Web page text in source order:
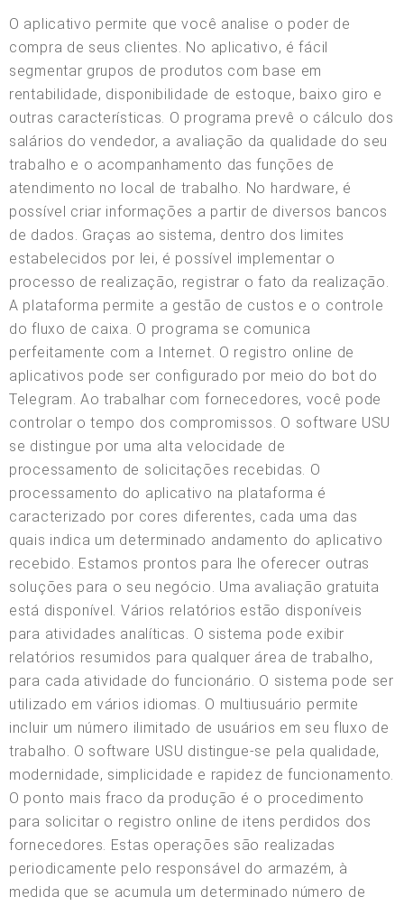
O aplicativo permite que você analise o poder de
compra de seus clientes. No aplicativo, é fácil
segmentar grupos de produtos com base em
rentabilidade, disponibilidade de estoque, baixo giro e
outras características. O programa prevê o cálculo dos
salários do vendedor, a avaliação da qualidade do seu
trabalho e o acompanhamento das funções de
atendimento no local de trabalho. No hardware, é
possível criar informações a partir de diversos bancos
de dados. Graças ao sistema, dentro dos limites
estabelecidos por lei, é possível implementar o
processo de realização, registrar o fato da realização.
A plataforma permite a gestão de custos e o controle
do fluxo de caixa. O programa se comunica
perfeitamente com a Internet. O registro online de
aplicativos pode ser configurado por meio do bot do
Telegram. Ao trabalhar com fornecedores, você pode
controlar o tempo dos compromissos. O software USU
se distingue por uma alta velocidade de
processamento de solicitações recebidas. O
processamento do aplicativo na plataforma é
caracterizado por cores diferentes, cada uma das
quais indica um determinado andamento do aplicativo
recebido. Estamos prontos para lhe oferecer outras
soluções para o seu negócio. Uma avaliação gratuita
está disponível. Vários relatórios estão disponíveis
para atividades analíticas. O sistema pode exibir
relatórios resumidos para qualquer área de trabalho,
para cada atividade do funcionário. O sistema pode ser
utilizado em vários idiomas. O multiusuário permite
incluir um número ilimitado de usuários em seu fluxo de
trabalho. O software USU distingue-se pela qualidade,
modernidade, simplicidade e rapidez de funcionamento.
O ponto mais fraco da produção é o procedimento
para solicitar o registro online de itens perdidos dos
fornecedores. Estas operações são realizadas
periodicamente pelo responsável do armazém, à
medida que se acumula um determinado número de